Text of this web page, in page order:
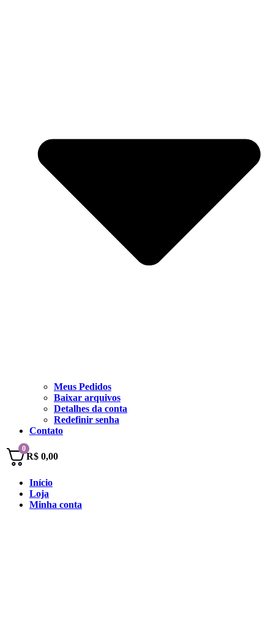
Meus Pedidos
Baixar arquivos
Detalhes da conta
Redefinir senha
Contato
0
R$ 0,00
Início
Loja
Minha conta